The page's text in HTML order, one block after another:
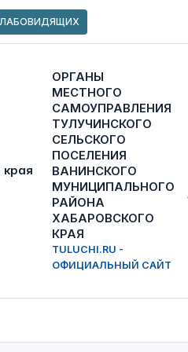
ОРГАНЫ
МЕСТНОГО
САМОУПРАВЛЕНИЯ
ТУЛУЧИНСКОГО
СЕЛЬСКОГО
ПОСЕЛЕНИЯ
ВАНИНСКОГО
МУНИЦИПАЛЬНОГО
РАЙОНА
ХАБАРОВСКОГО
КРАЯ
TULUCHI.RU -
ОФИЦИАЛЬНЫЙ САЙТ